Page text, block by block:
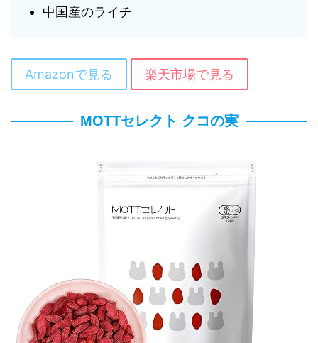
中国産のライチ
Amazonで見る 楽天市場で見る
MOTTセレクト クコの実